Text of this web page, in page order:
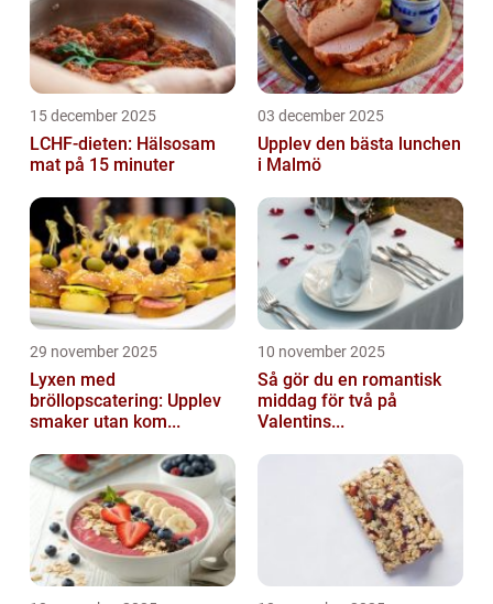
15 december 2025
LCHF-dieten: Hälsosam
mat på 15 minuter
03 december 2025
Upplev den bästa lunchen
i Malmö
29 november 2025
Lyxen med
bröllopscatering: Upplev
smaker utan kom...
10 november 2025
Så gör du en romantisk
middag för två på
Valentins...